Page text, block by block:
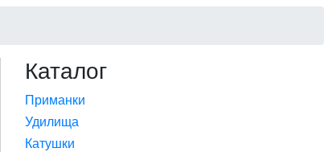
Каталог
Приманки
Удилища
Катушки